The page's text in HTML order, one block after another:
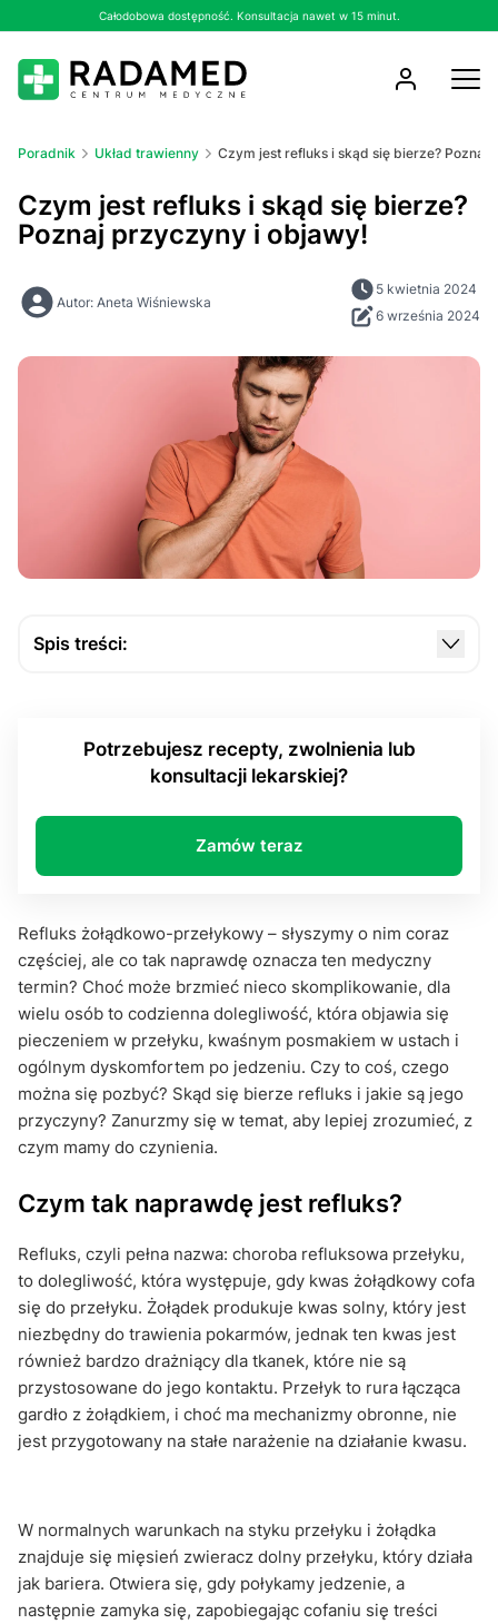
Całodobowa dostępność. Konsultacja nawet w 15 minut.
Poradnik Układ trawienny Czym jest refluks i skąd się bierze? Poznaj
Czym jest refluks i skąd się bierze?
Poznaj przyczyny i objawy!
Autor: Aneta Wiśniewska
5 kwietnia 2024
6 września 2024
Spis treści:
Jakie są czynniki ryzyka refluksu?
Jak radzić sobie z refluksem?
Potrzebujesz recepty, zwolnienia lub
konsultacji lekarskiej?
Zamów teraz
Refluks żołądkowo-przełykowy – słyszymy o nim coraz
częściej, ale co tak naprawdę oznacza ten medyczny
termin? Choć może brzmieć nieco skomplikowanie, dla
wielu osób to codzienna dolegliwość, która objawia się
pieczeniem w przełyku, kwaśnym posmakiem w ustach i
ogólnym dyskomfortem po jedzeniu. Czy to coś, czego
można się pozbyć? Skąd się bierze refluks i jakie są jego
przyczyny? Zanurzmy się w temat, aby lepiej zrozumieć, z
czym mamy do czynienia.
Czym tak naprawdę jest refluks?
Refluks, czyli pełna nazwa: choroba refluksowa przełyku,
to dolegliwość, która występuje, gdy kwas żołądkowy cofa
się do przełyku. Żołądek produkuje kwas solny, który jest
niezbędny do trawienia pokarmów, jednak ten kwas jest
również bardzo drażniący dla tkanek, które nie są
przystosowane do jego kontaktu. Przełyk to rura łącząca
gardło z żołądkiem, i choć ma mechanizmy obronne, nie
jest przygotowany na stałe narażenie na działanie kwasu.
W normalnych warunkach na styku przełyku i żołądka
znajduje się mięsień zwieracz dolny przełyku, który działa
jak bariera. Otwiera się, gdy połykamy jedzenie, a
następnie zamyka się, zapobiegając cofaniu się treści